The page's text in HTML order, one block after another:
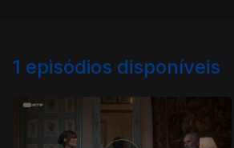
1 episódios disponíveis
847000